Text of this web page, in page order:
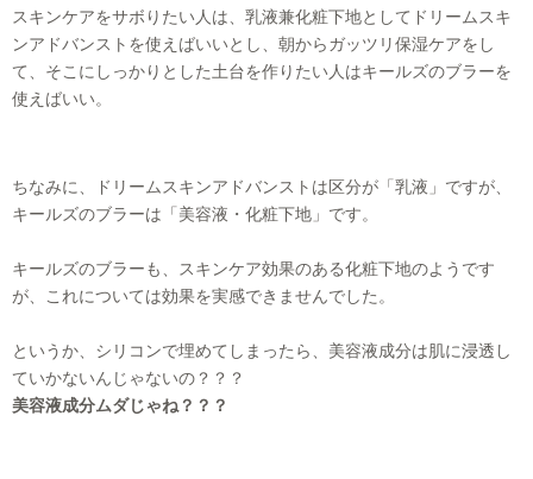
スキンケアをサボりたい人は、乳液兼化粧下地としてドリームスキ
ンアドバンストを使えばいいとし、朝からガッツリ保湿ケアをし
て、そこにしっかりとした土台を作りたい人はキールズのブラーを
使えばいい。
ちなみに、ドリームスキンアドバンストは区分が「乳液」ですが、
キールズのブラーは「美容液・化粧下地」です。
キールズのブラーも、スキンケア効果のある化粧下地のようです
が、これについては効果を実感できませんでした。
というか、シリコンで埋めてしまったら、美容液成分は肌に浸透し
ていかないんじゃないの？？？
美容液成分ムダじゃね？？？